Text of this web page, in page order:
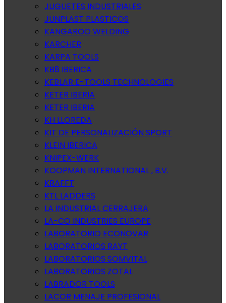
JUGUETES INDUSTRIALES
JUNPLAST PLASTICOS
KANGAROO WELDING
KARCHER
KARPA TOOLS
KB8 IBERICA
KEBLAR E-TOOLS TECHNOLOGIES
KETER IBERIA
KETER IBERIA
KH LLOREDA
KIT DE PERSONALIZACIÓN SPORT
KLEIN IBERICA
KNIPEX-WERK
KOOPMAN INTERNATIONAL , B.V.
KRAFFT
KTL LADDERS
LA INDUSTRIAL CERRAJERA
LA-CO INDUSTRIES EUROPE
LABORATORIO ECONOVAR
LABORATORIOS RAYT
LABORATORIOS SOMVITAL
LABORATORIOS ZOTAL
LABRADOR TOOLS
LACOR MENAJE PROFESIONAL